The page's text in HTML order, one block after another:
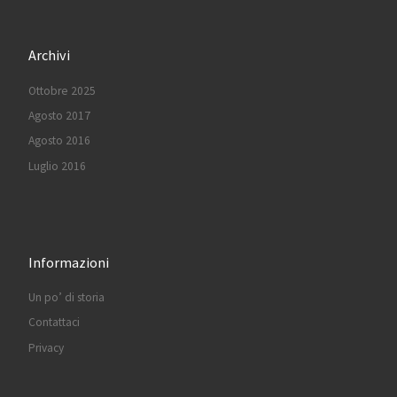
Archivi
Ottobre 2025
Agosto 2017
Agosto 2016
Luglio 2016
Informazioni
Un po’ di storia
Contattaci
Privacy